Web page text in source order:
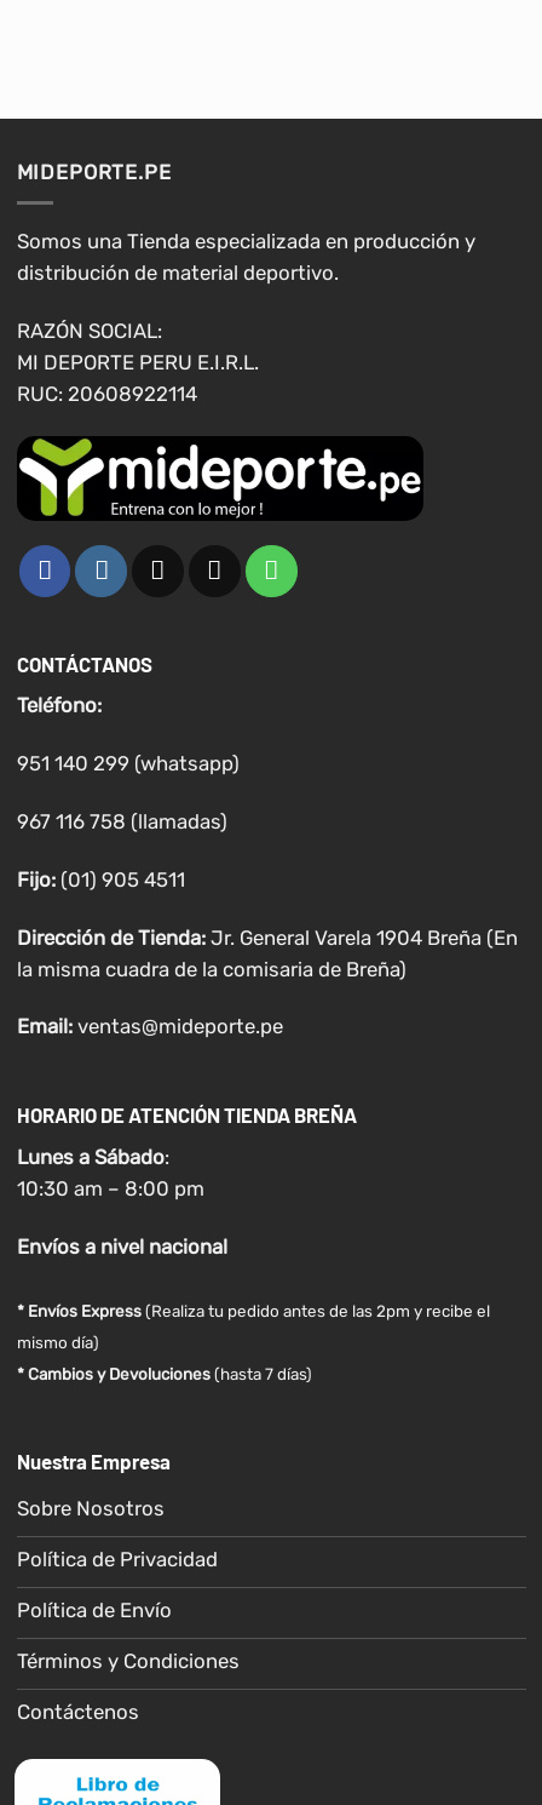
se
pueden
elegir
en
página
de
producto
elegir
en
MIDEPORTE.PE
Somos una Tienda especializada en producción y
distribución de material deportivo.
RAZÓN SOCIAL:
MI DEPORTE PERU E.I.R.L.
RUC: 20608922114
CONTÁCTANOS
Teléfono:
951 140 299 (whatsapp)
967 116 758 (llamadas)
Fijo:(01) 905 4511
Dirección de Tienda: Jr. General Varela 1904 Breña (En
la misma cuadra de la comisaria de Breña)
Email: ventas@mideporte.pe
HORARIO DE ATENCIÓN TIENDA BREÑA
Lunes a Sábado:
10:30 am – 8:00 pm
Envíosa nivel nacional
* Envíos Express(Realiza tu pedido antes de las 2pm y recibe el
mismo día)
* Cambios y Devoluciones (hasta 7 días)
Nuestra Empresa
Sobre Nosotros
Política de Privacidad
Política de Envío
Términos y Condiciones
Contáctenos